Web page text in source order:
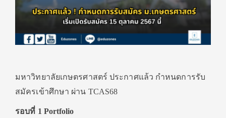
มหาวิทยาลัยเกษตรศาสตร์ ประกาศแล้ว กำหนดการรับ
สมัครเข้าศึกษา ผ่าน TCAS68
รอบที่ 1 Portfolio